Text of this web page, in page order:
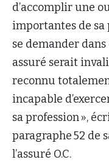
d’accomplir une
importantes de sa
se demander
assuré serait
reconnu
incapable
sa profession »,
paragraphe 52 de
l’assuré O.C.